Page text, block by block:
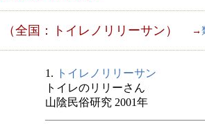
（全国：トイレノリリーサン） →
1.
トイレノリリーサン
トイレのリリーさん
山陰民俗研究 2001年